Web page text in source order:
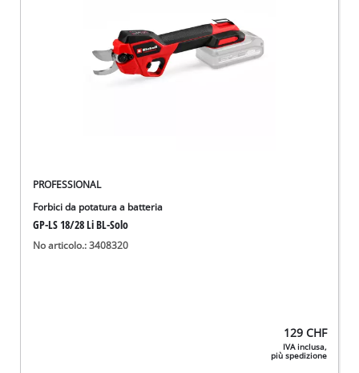
PROFESSIONAL
Forbici da potatura a batteria
GP-LS 18/28 Li BL-Solo
No articolo.: 3408320
129 CHF
IVA inclusa,
più spedizione